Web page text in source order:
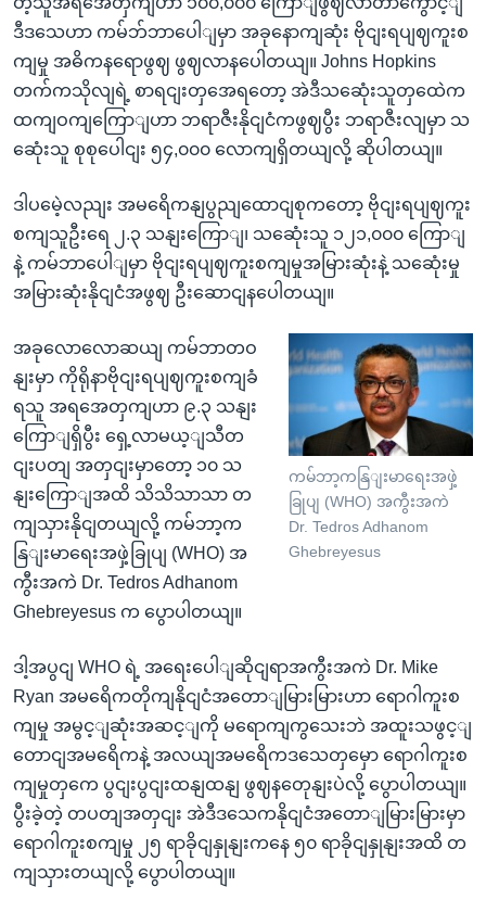
ဒီဒသေဟာ ကမ်ဘ်ဘာပေါျမှာ အခုနောကျဆုံး ဗိုငျးရပျဈကူးစ
ကျမှု အဓိကနရောဖွဈ ဖွဈလာနပေါတယျ။ Johns Hopkins
တက်ကသိုလျရဲ့ စာရငျးတှအေရတော့ အဲဒီသဆေုံးသူတှထေဲက
ထကျဝကျကြောျဟာ ဘရာဇီးနိုငျငံကဖွဈပွီး ဘရာဇီးလျမှာ သ
ဆေုံးသူ စုစုပေါငျး ၅၄,၀၀၀ လောကျရှိတယျလို့ ဆိုပါတယျ။
ဒါပမေဲ့လညျး အမရေိကနျပွညျထောငျစုကတော့ ဗိုငျးရပျဈကူး
စကျသူဦးရေ ၂.၃ သနျးကြောျ၊ သဆေုံးသူ ၁၂၁,၀၀၀ ကြောျ
နဲ့ ကမ်ဘာပေါျမှာ ဗိုငျးရပျဈကူးစကျမှုအမြားဆုံးနဲ့ သဆေုံးမှု
အမြားဆုံးနိုငျငံအဖွဈ ဦးဆောငျနပေါတယျ။
ကမ်ဘာ့ကနြျးမာရေးအဖှဲ့
ခြုပျ (WHO) အကွီးအကဲ
Dr. Tedros Adhanom
Ghebreyesus
အခုလောလောဆယျ ကမ်ဘာတဝ
နျးမှာ ကိုရိုနာဗိုငျးရပျဈကူးစကျခံ
ရသူ အရအေတှကျဟာ ၉.၃ သနျး
ကြောျရှိပွီး ရှေ့လာမယ့ျသီတ
ငျးပတျ အတှငျးမှာတော့ ၁၀ သ
နျးကြောျအထိ သိသိသာသာ တ
ကျသှားနိုငျတယျလို့ ကမ်ဘာ့က
နြျးမာရေးအဖှဲ့ခြုပျ (WHO) အ
ကွီးအကဲ Dr. Tedros Adhanom
Ghebreyesus က ပွောပါတယျ။
ဒါ့အပွငျ WHO ရဲ့ အရေးပေါျဆိုငျရာအကွီးအကဲ Dr. Mike
Ryan အမရေိကတိုကျနိုငျငံအတောျမြားမြားဟာ ရောဂါကူးစ
ကျမှု အမွင့ျဆုံးအဆင့ျကို မရောကျကွသေးဘဲ အထူးသဖွင့ျ
တောငျအမရေိကနဲ့ အလယျအမရေိကဒသေတှမှော ရောဂါကူးစ
ကျမှုတှကေ ပွငျးပွငျးထနျထနျ ဖွဈနတေုနျးပဲလို့ ပွောပါတယျ။
ပွီးခဲ့တဲ့ တပတျအတှငျး အဲဒီဒသေကနိုငျငံအတောျမြားမြားမှာ
ရောဂါကူးစကျမှု ၂၅ ရာခိုငျနှုနျးကနေ ၅၀ ရာခိုငျနှုနျးအထိ တ
ကျသှားတယျလို့ ပွောပါတယျ။